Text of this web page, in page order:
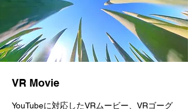
VR Movie
YouTubeに対応したVRムービー、VRゴーグ